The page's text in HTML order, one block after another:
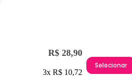
R$ 28,90
3x R$ 10,72
Selecionar